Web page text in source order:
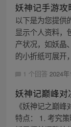
妖神记手游攻
以下是为您提供
显示个人资料，
产状况，如妖晶
的小折纸可展开
1 个回答 2024
妖神记巅峰对
《妖神记之巅
特点： 1. 考究